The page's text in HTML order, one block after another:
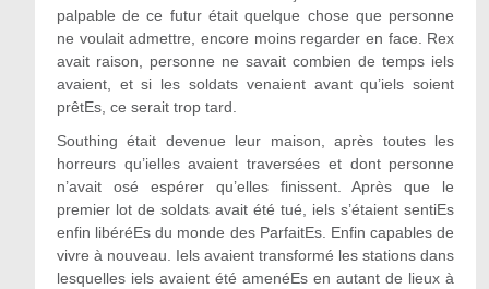
palpable de ce futur était quelque chose que personne
ne voulait admettre, encore moins regarder en face. Rex
avait raison, personne ne savait combien de temps iels
avaient, et si les soldats venaient avant qu’iels soient
prêtEs, ce serait trop tard.
Southing était devenue leur maison, après toutes les
horreurs qu’ielles avaient traversées et dont personne
n’avait osé espérer qu’elles finissent. Après que le
premier lot de soldats avait été tué, iels s’étaient sentiEs
enfin libéréEs du monde des ParfaitEs. Enfin capables de
vivre à nouveau. Iels avaient transformé les stations dans
lesquelles iels avaient été amenéEs en autant de lieux à